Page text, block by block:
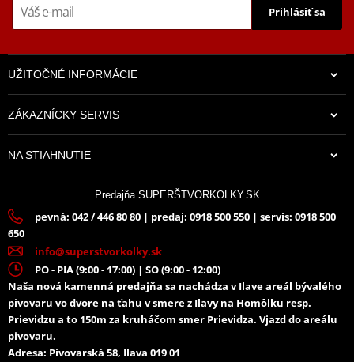
Prihlásiť sa
UŽITOČNÉ INFORMÁCIE
ZÁKAZNÍCKY SERVIS
NA STIAHNUTIE
Predajňa SUPERŠTVORKOLKY.SK
pevná: 042 / 446 80 80 | predaj: 0918 500 550 | servis: 0918 500
650
info@superstvorkolky.sk
PO - PIA (9:00 - 17:00) | SO (9:00 - 12:00)
Naša nová kamenná predajňa sa nachádza v Ilave areál bývalého
pivovaru vo dvore na ťahu v smere z Ilavy na Homôlku resp.
Prievidzu a to 150m za kruháčom smer Prievidza. Vjazd do areálu
pivovaru.
Adresa: Pivovarská 58, Ilava 019 01